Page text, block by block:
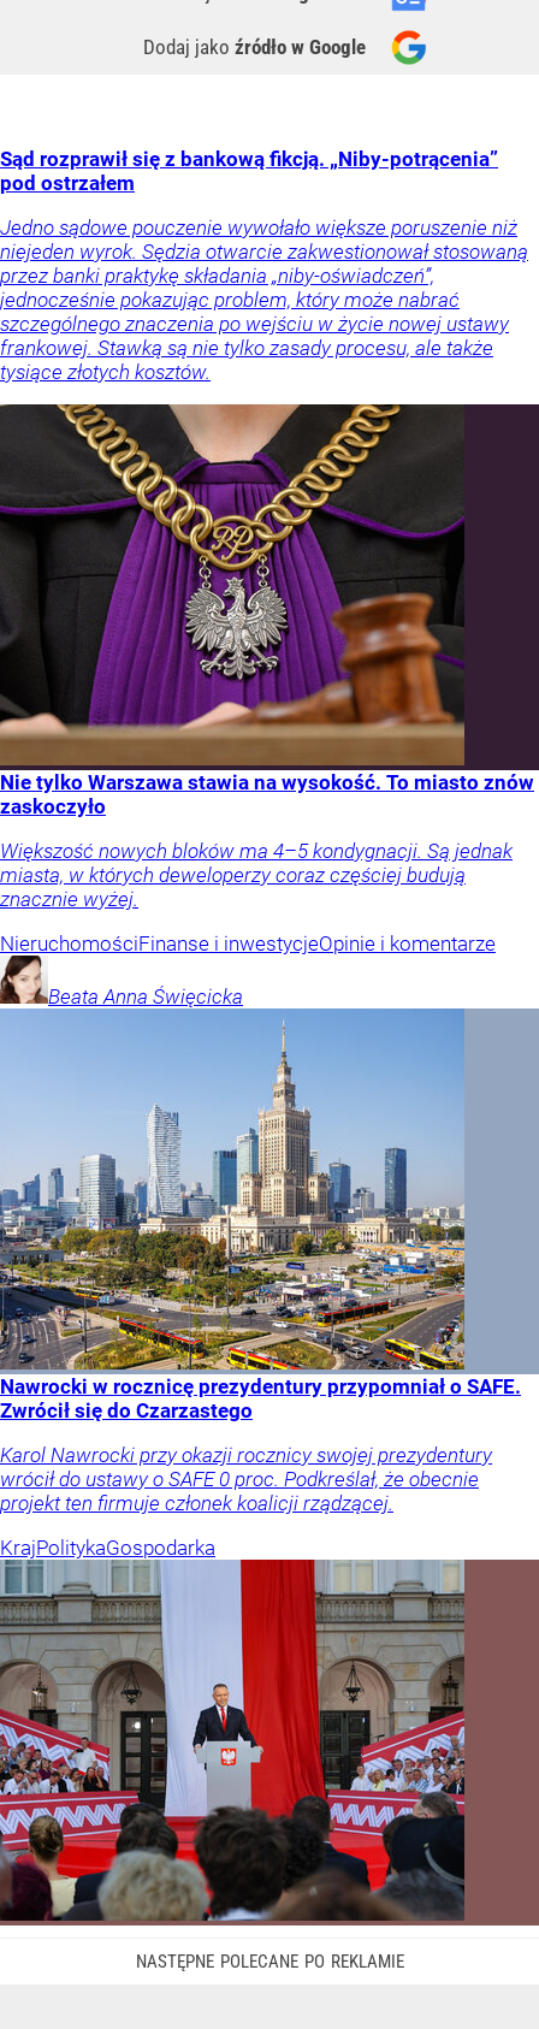
Dodaj jako źródło w Google
Sąd rozprawił się z bankową fikcją. „Niby-potrącenia”
pod ostrzałem
Jedno sądowe pouczenie wywołało większe poruszenie niż
niejeden wyrok. Sędzia otwarcie zakwestionował stosowaną
przez banki praktykę składania „niby-oświadczeń”,
jednocześnie pokazując problem, który może nabrać
szczególnego znaczenia po wejściu w życie nowej ustawy
frankowej. Stawką są nie tylko zasady procesu, ale także
tysiące złotych kosztów.
Nie tylko Warszawa stawia na wysokość. To miasto znów
zaskoczyło
Większość nowych bloków ma 4–5 kondygnacji. Są jednak
miasta, w których deweloperzy coraz częściej budują
znacznie wyżej.
NieruchomościFinanse i inwestycjeOpinie i komentarze
Beata Anna Święcicka
Nawrocki w rocznicę prezydentury przypomniał o SAFE.
Zwrócił się do Czarzastego
Karol Nawrocki przy okazji rocznicy swojej prezydentury
wrócił do ustawy o SAFE 0 proc. Podkreślał, że obecnie
projekt ten firmuje członek koalicji rządzącej.
KrajPolitykaGospodarka